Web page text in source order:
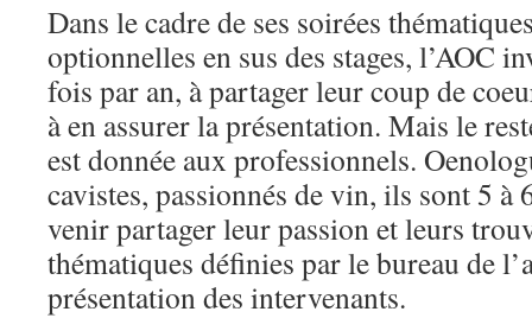
Dans le cadre de ses soirées
optionnelles en sus des stages, l’AOC
fois par an, à partager leur coup de
à en assurer la présentation. Mais le
est donnée aux professionnels.
cavistes, passionnés de vin, ils sont 5 à
venir partager leur passion et leurs
thématiques définies par le bureau de
présentation des intervenants.